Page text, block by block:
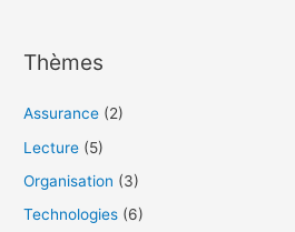
h
e
r
Thèmes
Assurance (2)
Lecture (5)
Organisation (3)
Technologies (6)